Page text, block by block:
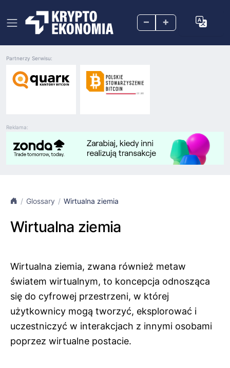
– +
Reklama:
Partnerzy Serwisu:
Glossary Wirtualna ziemia
Wirtualna ziemia
Wirtualna ziemia, zwana również metaw
światem wirtualnym, to koncepcja odnosząca
się do cyfrowej przestrzeni, w której
użytkownicy mogą tworzyć, eksplorować i
uczestniczyć w interakcjach z innymi osobami
poprzez wirtualne postacie.